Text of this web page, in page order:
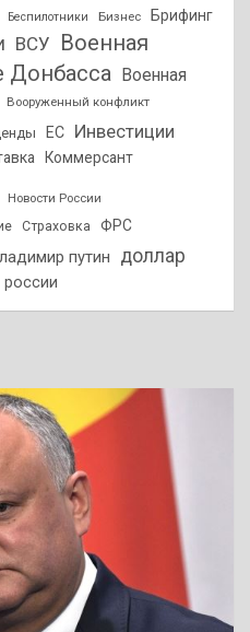
Беспилотники Бизнес
Брифинг
ВСУ Военная
Донбасса
Военная
Вооруженный конфликт
ЕС Инвестиции
Коммерсант
Новости России
Страховка ФРС
путин доллар